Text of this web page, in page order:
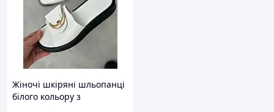
Пишіть, телефонуйте, відповім на всі
Жіночі шкіряні шльопанці
білого кольору з